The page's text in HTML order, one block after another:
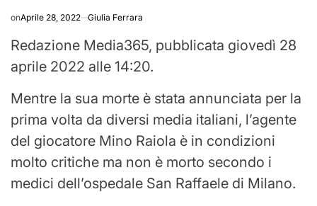
onAprile 28, 2022 Giulia Ferrara
Redazione Media365, pubblicata giovedì 28
aprile 2022 alle 14:20.
Mentre la sua morte è stata annunciata per la
prima volta da diversi media italiani, l’agente
del giocatore Mino Raiola è in condizioni
molto critiche ma non è morto secondo i
medici dell’ospedale San Raffaele di Milano.